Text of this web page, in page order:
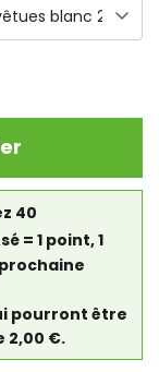
40
= 1 point, 1
pourront être
2,00 €.